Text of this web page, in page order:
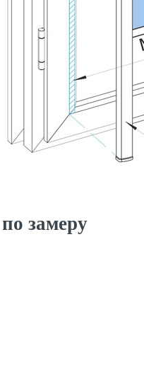
замеру